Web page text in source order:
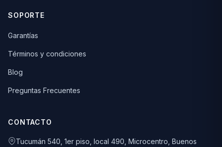
SOPORTE
Garantías
Términos y condiciones
Blog
Preguntas Frecuentes
CONTACTO
Tucumán 540, 1er piso, local 490, Microcentro, Buenos